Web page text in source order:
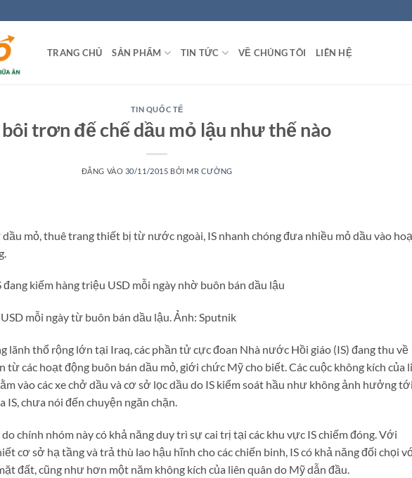
TRANG CHỦ SẢN PHẨM TIN TỨC VỀ CHÚNG TÔI LIÊN HỆ
TIN QUỐC TẾ
bôi trơn đế chế dầu mỏ lậu như thế nào
ĐĂNG VÀO 30/11/2015 BỞI MR CƯỜNG
mỏ, thuê trang thiết bị từ nước ngoài, IS nhanh chóng đưa nhiều mỏ dầu vào
mỗi ngày từ buôn bán dầu lậu. Ảnh: Sputnik
lãnh thổ rộng lớn tại Iraq, các phần tử cực đoan Nhà nước Hồi giáo (IS) đang thu về
từ các hoạt động buôn bán dầu mỏ, giới chức Mỹ cho biết. Các cuộc không kích của
vào các xe chở dầu và cơ sở lọc dầu do IS kiểm soát hầu như không ảnh hưởng tới
IS, chưa nói đến chuyện ngăn chặn.
chính nhóm này có khả năng duy trì sự cai trị tại các khu vực IS chiếm đóng. Với
cơ sở hạ tầng và trả thù lao hậu hĩnh cho các chiến binh, IS có khả năng đối chọi
đất, cũng như hơn một năm không kích của liên quân do Mỹ dẫn đầu.